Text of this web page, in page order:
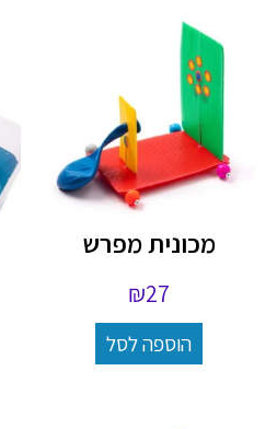
מכונית מפרש
₪27
הוספה לסל